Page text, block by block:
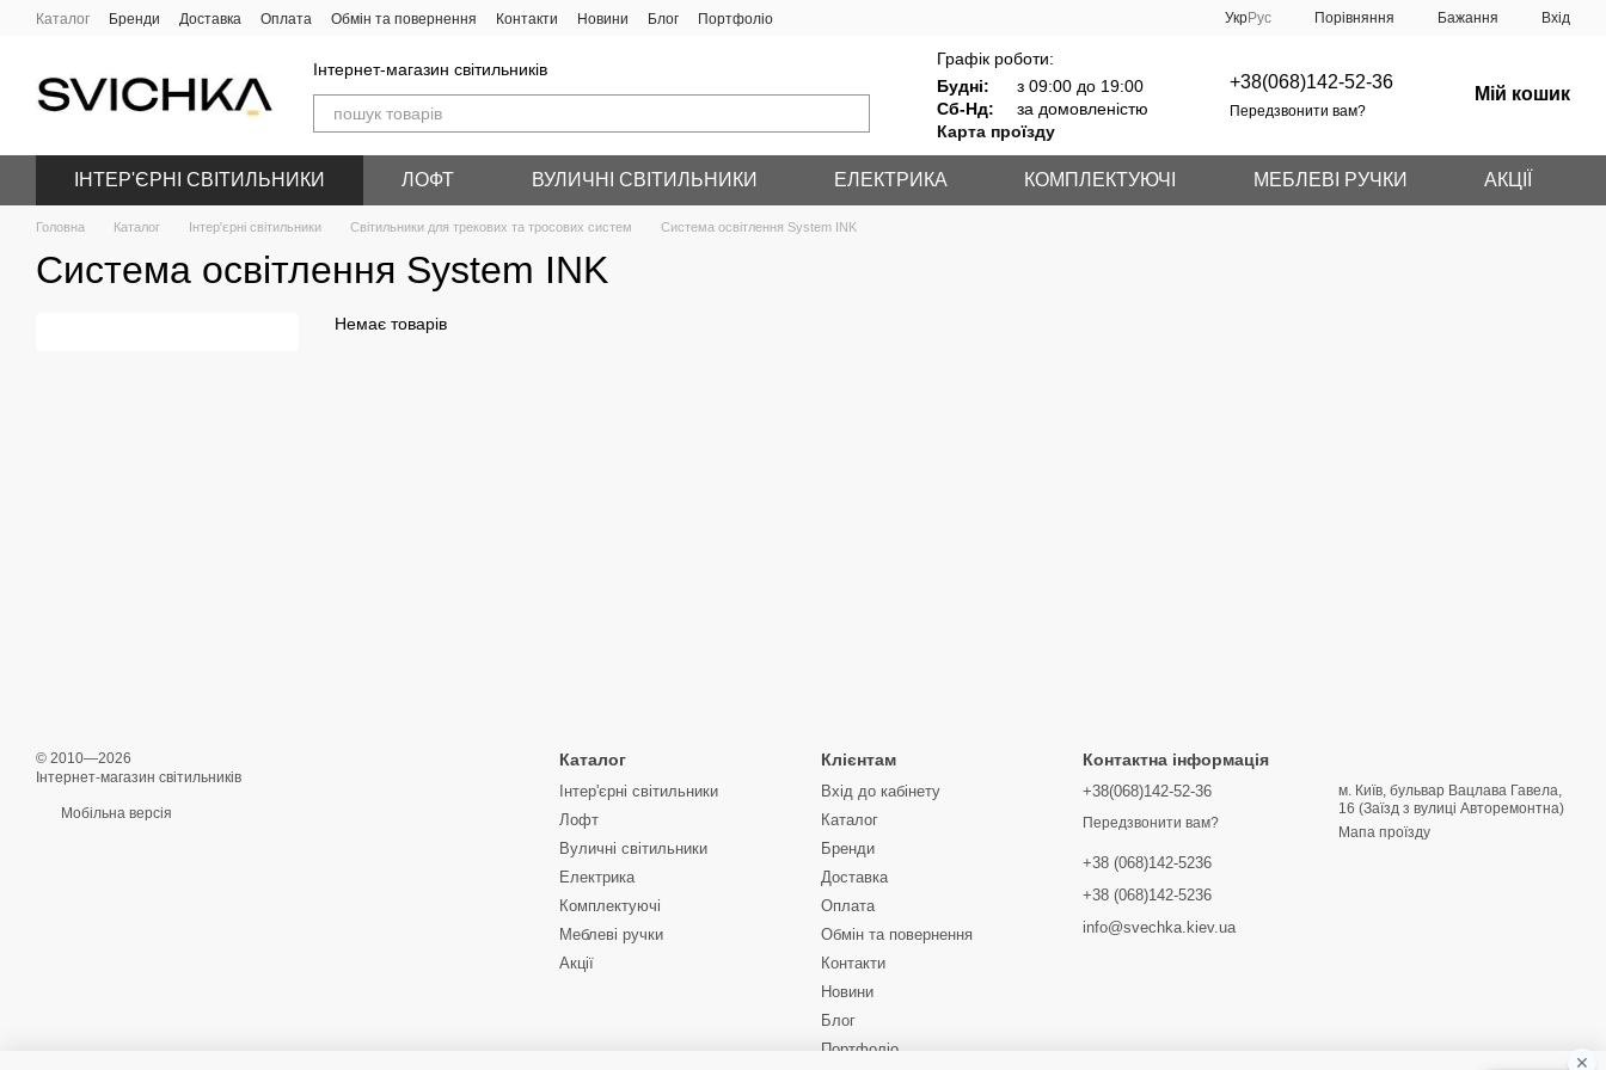
Перейти до основного контенту
Каталог Бренди Доставка Оплата Обмін та повернення Контакти Новини Блог Портфоліо УкрРус Порівняння Бажання Вхід
Інтернет-магазин світильників
Графік роботи:
Будні:
з 09:00 до 19:00
Сб-Нд:
за домовленістю
Карта проїзду
+38(068)142-52-36
Передзвонити вам?
Мій кошик
ІНТЕР'ЄРНІ СВІТИЛЬНИКИ ЛОФТ ВУЛИЧНІ СВІТИЛЬНИКИ ЕЛЕКТРИКА КОМПЛЕКТУЮЧІ МЕБЛЕВІ РУЧКИ АКЦІЇ
Головна Каталог Інтер'єрні світильники Світильники для трекових та тросових систем Система освітлення System INK
Система освітлення System INK
Немає товарів
© 2010—2026
Інтернет-магазин світильників
Мобільна версія
Каталог
Інтер'єрні світильники
Лофт
Вуличні світильники
Електрика
Комплектуючі
Меблеві ручки
Акції
Клієнтам
Вхід до кабінету
Каталог
Бренди
Доставка
Оплата
Обмін та повернення
Контакти
Новини
Блог
Портфоліо
Контактна інформація
+38(068)142-52-36
Передзвонити вам?
+38 (068)142-5236
+38 (068)142-5236
info@svechka.kiev.ua
м. Київ, бульвар Вацлава Гавела,
16 (Заїзд з вулиці Авторемонтна)
Мапа проїзду